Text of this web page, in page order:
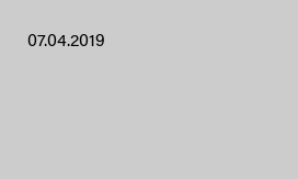
07.04.2019